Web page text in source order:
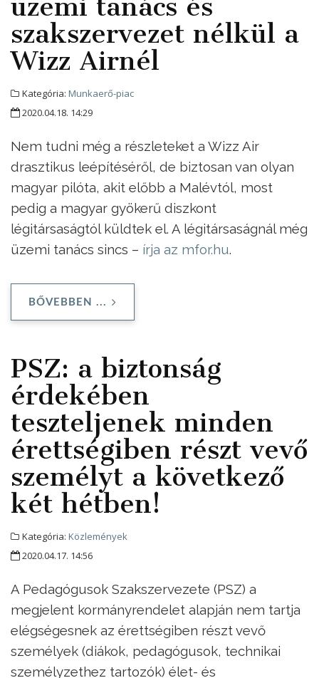
üzemi tanács és
szakszervezet nélkül a
Wizz Airnél
Kategória: Munkaerő-piac
2020.04.18. 14:29
Nem tudni még a részleteket a Wizz Air
drasztikus leépítéséről, de biztosan van olyan
magyar pilóta, akit előbb a Malévtól, most
pedig a magyar gyökerű diszkont
légitársaságtól küldtek el. A légitársaságnál még
üzemi tanács sincs – írja az mfor.hu.
BŐVEBBEN ...
PSZ: a biztonság
érdekében
teszteljenek minden
érettségiben részt vevő
személyt a következő
két hétben!
Kategória: Közlemények
2020.04.17. 14:56
A Pedagógusok Szakszervezete (PSZ) a
megjelent kormányrendelet alapján nem tartja
elégségesnek az érettségiben részt vevő
személyek (diákok, pedagógusok, technikai
személyzethez tartozók) élet- és